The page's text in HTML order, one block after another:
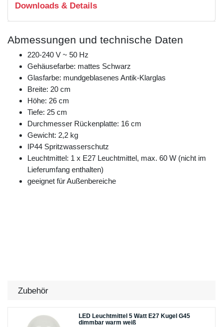
Downloads & Details
Abmessungen und technische Daten
220-240 V ~ 50 Hz
Gehäusefarbe: mattes Schwarz
Glasfarbe: mundgeblasenes Antik-Klarglas
Breite: 20 cm
Höhe: 26 cm
Tiefe: 25 cm
Durchmesser Rückenplatte: 16 cm
Gewicht: 2,2 kg
IP44 Spritzwasserschutz
Leuchtmittel: 1 x E27 Leuchtmittel, max. 60 W (nicht im
Lieferumfang enthalten)
geeignet für Außenbereiche
Zubehör
LED Leuchtmittel 5 Watt E27 Kugel G45
dimmbar warm weiß